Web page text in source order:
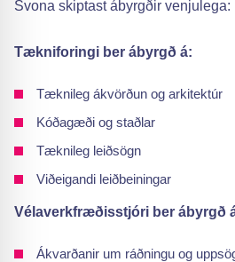
Svona skiptast ábyrgðir venjulega:
Tækniforingi ber ábyrgð á:
Tæknileg ákvörðun og arkitektúr
Kóðagæði og staðlar
Tæknileg leiðsögn
Viðeigandi leiðbeiningar
Vélaverkfræðisstjóri ber ábyrgð
Ákvarðanir um ráðningu og